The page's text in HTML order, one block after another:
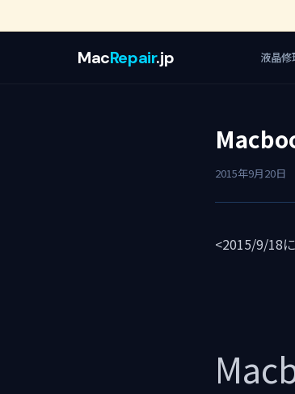
MacRepair.jp 液晶修
2015年9月20日
<2015/9/18